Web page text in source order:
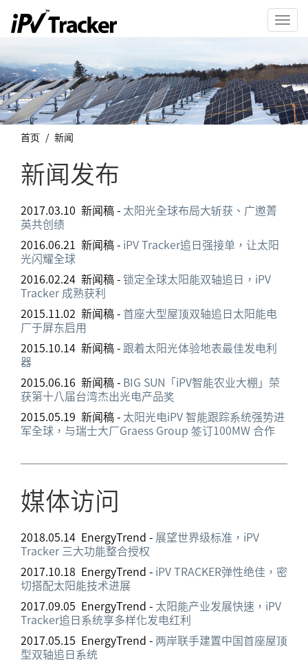
首页 新闻
新闻发布
2017.03.10 新闻稿 - 太阳光全球布局大斩获、广邀菁
英共创绩
2016.06.21 新闻稿 - iPV Tracker追日强接单，让太阳
光闪耀全球
2016.02.24 新闻稿 -锁定全球太阳能双轴追日，iPV
Tracker 成熟获利
2015.11.02 新闻稿 - 首座大型屋顶双轴追日太阳能电
厂于屏东启用
2015.10.14 新闻稿 - 跟着太阳光体验地表最佳发电利
器
2015.06.16 新闻稿 - BIG SUN「iPV智能农业大棚」荣
获第十八届台湾杰出光电产品奖
2015.05.19 新闻稿 - 太阳光电iPV 智能跟踪系统强势进
军全球，与瑞士大厂Graess Group 签订100MW 合作
媒体访问
2018.05.14 EnergyTrend - 展望世界级标准，iPV
Tracker 三大功能整合授权
2017.10.18 EnergyTrend - iPV TRACKER弹性绝佳，密
切搭配太阳能技术进展
2017.09.05 EnergyTrend - 太阳能产业发展快速，iPV
Tracker追日系统享多样化发电红利
2017.05.15 EnergyTrend - 两岸联手建置中国首座屋顶
型双轴追日系统